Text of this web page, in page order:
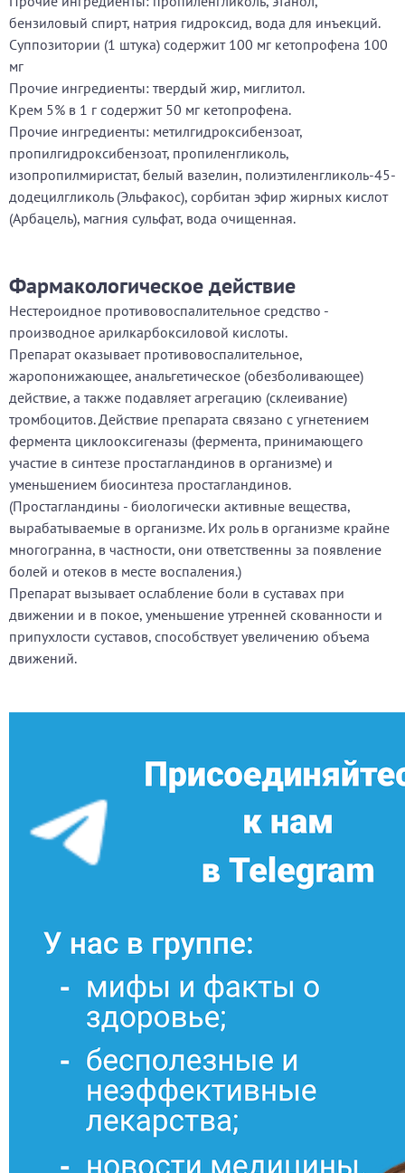
бензиловый спирт, натрия гидроксид, вода для инъекций.
Суппозитории (1 штука) содержит 100 мг кетопрофена 100
мг
Прочие ингредиенты: твердый жир, миглитол.
Крем 5% в 1 г содержит 50 мг кетопрофена.
Прочие ингредиенты: метилгидроксибензоат,
пропилгидроксибензоат, пропиленгликоль,
изопропилмиристат, белый вазелин, полиэтиленгликоль-45-
додецилгликоль (Эльфакос), сорбитан эфир жирных кислот
(Арбацель), магния сульфат, вода очищенная.
Фармакологическое действие
Нестероидное противовоспалительное средство -
производное арилкарбоксиловой кислоты.
Препарат оказывает противовоспалительное,
жаропонижающее, анальгетическое (обезболивающее)
действие, а также подавляет агрегацию (склеивание)
тромбоцитов. Действие препарата связано с угнетением
фермента циклооксигеназы (фермента, принимающего
участие в синтезе простагландинов в организме) и
уменьшением биосинтеза простагландинов.
(Простагландины - биологически активные вещества,
вырабатываемые в организме. Их роль в организме крайне
многогранна, в частности, они ответственны за появление
болей и отеков в месте воспаления.)
Препарат вызывает ослабление боли в суставах при
движении и в покое, уменьшение утренней скованности и
припухлости суставов, способствует увеличению объема
движений.